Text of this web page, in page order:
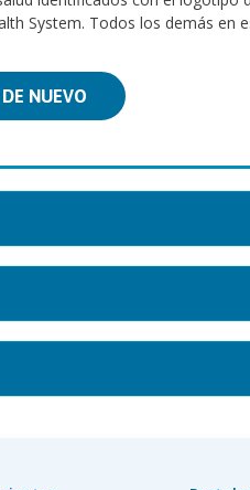
System. Todos los demás
NUEVO